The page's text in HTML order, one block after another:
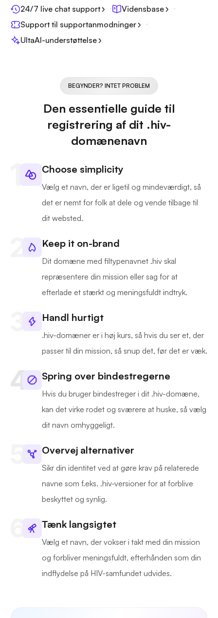
24/7 live chat support
Vidensbase
Support til supportanmodninger
UltaAI-understøttelse
BEGYNDER? INTET PROBLEM
Den essentielle guide til
registrering af dit .hiv-
domænenavn
Choose simplicity
Vælg et navn, der er ligetil og mindeværdigt, så
det er nemt for folk at dele og vende tilbage til
dit websted.
Keep it on-brand
Dit domæne med filtypenavnet .hiv skal
repræsentere din mission eller sag for at
efterlade et stærkt og meningsfuldt indtryk.
Handl hurtigt
.hiv-domæner er i høj kurs, så hvis du ser et, der
passer til din mission, så snup det, før det er væk.
Spring over bindestregerne
Hvis du bruger bindestreger i dit .hiv-domæne,
kan det virke rodet og sværere at huske, så vælg
dit navn omhyggeligt.
Overvej alternativer
Sikr din identitet ved at gøre krav på relaterede
navne som f.eks. .hiv-versioner for at forblive
beskyttet og synlig.
Tænk langsigtet
Vælg et navn, der vokser i takt med din mission
og forbliver meningsfuldt, efterhånden som din
indflydelse på HIV-samfundet udvides.